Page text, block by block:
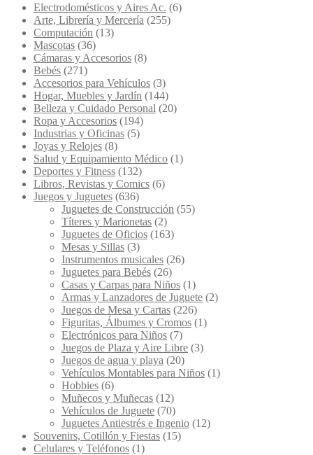
Electrodomésticos y Aires Ac. (6)
Arte, Librería y Mercería (255)
Computación (13)
Mascotas (36)
Cámaras y Accesorios (8)
Bebés (271)
Accesorios para Vehículos (3)
Hogar, Muebles y Jardín (144)
Belleza y Cuidado Personal (20)
Ropa y Accesorios (194)
Industrias y Oficinas (5)
Joyas y Relojes (8)
Salud y Equipamiento Médico (1)
Deportes y Fitness (132)
Libros, Revistas y Comics (6)
Juegos y Juguetes (636)
Juguetes de Construcción (55)
Títeres y Marionetas (2)
Juguetes de Oficios (163)
Mesas y Sillas (3)
Instrumentos musicales (26)
Juguetes para Bebés (26)
Casas y Carpas para Niños (1)
Armas y Lanzadores de Juguete (2)
Juegos de Mesa y Cartas (226)
Figuritas, Álbumes y Cromos (1)
Electrónicos para Niños (7)
Juegos de Plaza y Aire Libre (3)
Juegos de agua y playa (20)
Vehículos Montables para Niños (1)
Hobbies (6)
Muñecos y Muñecas (12)
Vehículos de Juguete (70)
Juguetes Antiestrés e Ingenio (12)
Souvenirs, Cotillón y Fiestas (15)
Celulares y Teléfonos (1)